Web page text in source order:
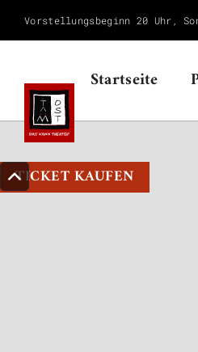
Vorstellungsbeginn 20 Uhr,
Startseite
TICKET KAUFEN